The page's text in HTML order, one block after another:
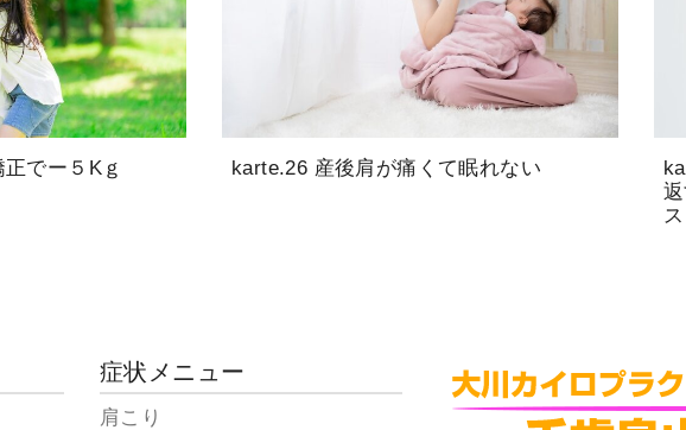
でー５Kｇ karte.26 産後肩が痛くて眠れない
ス
症状メニュー
肩こり